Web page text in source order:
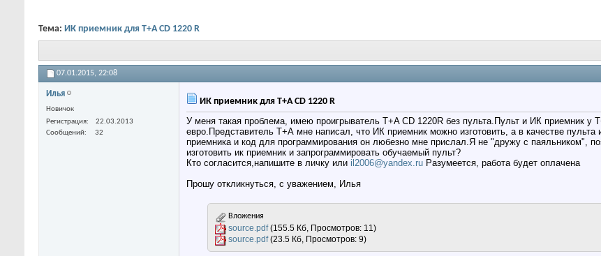
Тема: ИК приемник для T+A CD 1220 R
07.01.2015, 22:08
Илья
Новичок
Регистрация
22.03.2013
Сообщений
32
ИК приемник для T+A CD 1220 R
У меня такая проблема, имею проигрыватель T+A CD 1220R без пульта.Пульт и ИК приемник у
евро.Представитель Т+А мне написал, что ИК приемник можно изготовить, а в качестве
приемника и код для программирования он любезно мне прислал.Я не "дружу с паяльником",
изготовить ик приемник и запрограммировать обучаемый пульт?
Кто согласится,напишите в личку или il2006@yandex.ru Разумеется, работа будет оплачена
Прошу откликнуться, с уважением, Илья
Вложения
source.pdf (155.5 Кб, Просмотров: 11)
source.pdf (23.5 Кб, Просмотров: 9)